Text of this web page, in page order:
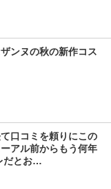
5.2
127件
ンヌの秋の新作コス
口コミを頼りにこの
アル前からもう何年
だとお…